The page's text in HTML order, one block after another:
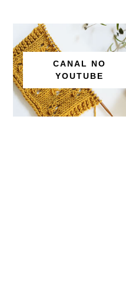
CANAL NO
YOUTUBE